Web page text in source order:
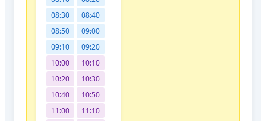
08:30
08:40
08:50
09:00
09:10
09:20
10:00
10:10
10:20
10:30
10:40
10:50
11:00
11:10